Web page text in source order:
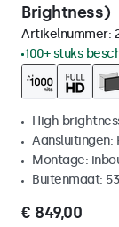
Brightness)
Artikelnummer:
100+ stuks
High
Aansluitingen:
Montage:
Buitenmaat:
€ 849,00